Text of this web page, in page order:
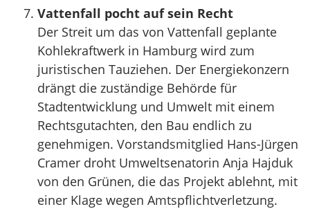
Vattenfall pocht auf sein Recht
Der Streit um das von Vattenfall geplante
Kohlekraftwerk in Hamburg wird zum
juristischen Tauziehen. Der Energiekonzern
drängt die zuständige Behörde für
Stadtentwicklung und Umwelt mit einem
Rechtsgutachten, den Bau endlich zu
genehmigen. Vorstandsmitglied Hans-Jürgen
Cramer droht Umweltsenatorin Anja Hajduk
von den Grünen, die das Projekt ablehnt, mit
einer Klage wegen Amtspflichtverletzung.